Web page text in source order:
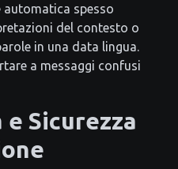
automatica spesso
del contesto o
in una data lingua.
a messaggi confusi
Sicurezza